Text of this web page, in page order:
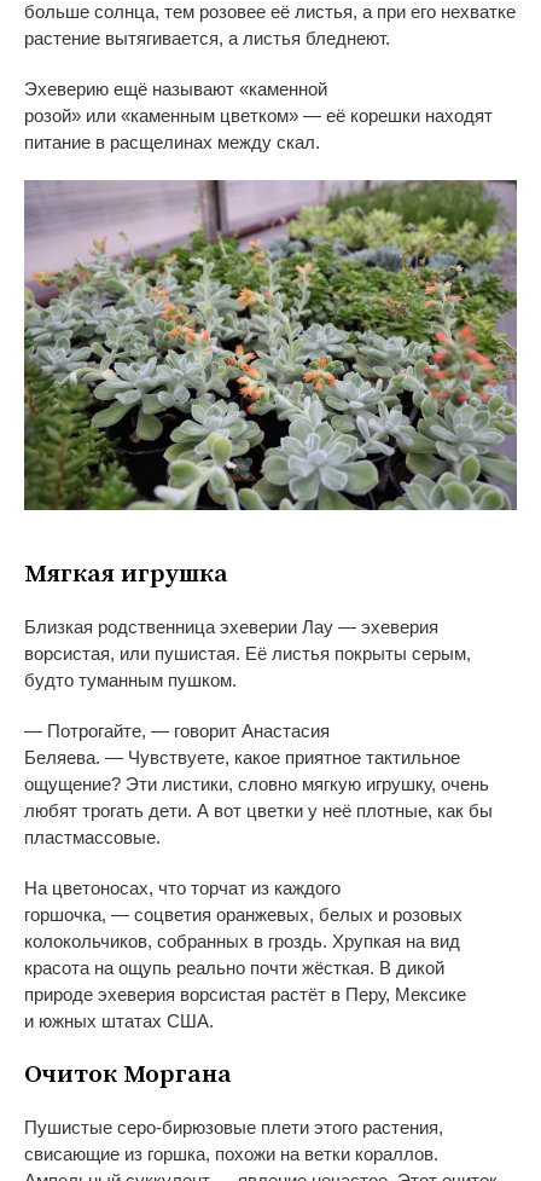
больше солнца, тем розовее её листья, а при его нехватке
растение вытягивается, а листья бледнеют.
Эхеверию ещё называют «каменной
розой» или «каменным цветком» — её корешки находят
питание в расщелинах между скал.
Мягкая игрушка
Близкая родственница эхеверии Лау — эхеверия
ворсистая, или пушистая. Её листья покрыты серым,
будто туманным пушком.
— Потрогайте, — говорит Анастасия
Беляева. — Чувствуете, какое приятное тактильное
ощущение? Эти листики, словно мягкую игрушку, очень
любят трогать дети. А вот цветки у неё плотные, как бы
пластмассовые.
На цветоносах, что торчат из каждого
горшочка, — соцветия оранжевых, белых и розовых
колокольчиков, собранных в гроздь. Хрупкая на вид
красота на ощупь реально почти жёсткая. В дикой
природе эхеверия ворсистая растёт в Перу, Мексике
и южных штатах США.
Очиток Моргана
Пушистые серо-бирюзовые плети этого растения,
свисающие из горшка, похожи на ветки кораллов.